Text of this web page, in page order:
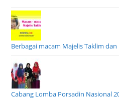
Berbagai macam Majelis Taklim
Cabang Lomba Porsadin Nasional